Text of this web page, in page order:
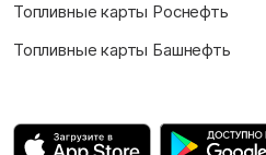
Топливные карты Роснефть
Топливные карты Башнефть